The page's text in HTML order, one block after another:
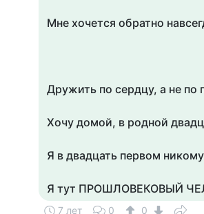
Мне хочется обратно
Дружить по сердцу, а не по
Хочу домой, в родной
Я в двадцать первом
Я тут ПРОШЛОВЕКОВЫЙ
7 лет 0 0